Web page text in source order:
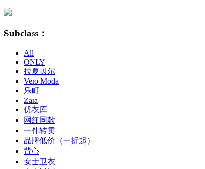
Subclass：
All
ONLY
拉夏贝尔
Vero Moda
乐町
Zara
优衣库
网红同款
一件转卖
品牌低价（一折起）
背心
女士卫衣